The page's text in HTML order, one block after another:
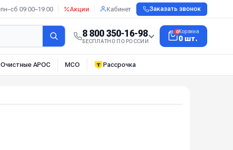
пн–сб 09:00–19:00 Акции Кабинет Заказать звонок
8 800 350-16-98
БЕСПЛАТНО ПО РОССИИ
0Корзина
0 шт.
Очистные АРОС МСО Рассрочка